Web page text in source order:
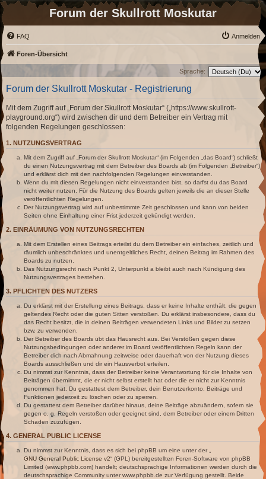
Forum der Skullrott Moskutar
FAQ Anmelden
Foren-Übersicht
Sprache:
Forum der Skullrott Moskutar - Registrierung
Mit dem Zugriff auf „Forum der Skullrott Moskutar“ („https://www.skullrott-
playground.org“) wird zwischen dir und dem Betreiber ein Vertrag mit
folgenden Regelungen geschlossen:
1. NUTZUNGSVERTRAG
Mit dem Zugriff auf „Forum der Skullrott Moskutar“ (im Folgenden „das Board“) schließt
du einen Nutzungsvertrag mit dem Betreiber des Boards ab (im Folgenden „Betreiber“)
und erklärst dich mit den nachfolgenden Regelungen einverstanden.
Wenn du mit diesen Regelungen nicht einverstanden bist, so darfst du das Board
nicht weiter nutzen. Für die Nutzung des Boards gelten jeweils die an dieser Stelle
veröffentlichten Regelungen.
Der Nutzungsvertrag wird auf unbestimmte Zeit geschlossen und kann von beiden
Seiten ohne Einhaltung einer Frist jederzeit gekündigt werden.
2. EINRÄUMUNG VON NUTZUNGSRECHTEN
Mit dem Erstellen eines Beitrags erteilst du dem Betreiber ein einfaches, zeitlich und
räumlich unbeschränktes und unentgeltliches Recht, deinen Beitrag im Rahmen des
Boards zu nutzen.
Das Nutzungsrecht nach Punkt 2, Unterpunkt a bleibt auch nach Kündigung des
Nutzungsvertrages bestehen.
3. PFLICHTEN DES NUTZERS
Du erklärst mit der Erstellung eines Beitrags, dass er keine Inhalte enthält, die gegen
geltendes Recht oder die guten Sitten verstoßen. Du erklärst insbesondere, dass du
das Recht besitzt, die in deinen Beiträgen verwendeten Links und Bilder zu setzen
bzw. zu verwenden.
Der Betreiber des Boards übt das Hausrecht aus. Bei Verstößen gegen diese
Nutzungsbedingungen oder anderer im Board veröffentlichten Regeln kann der
Betreiber dich nach Abmahnung zeitweise oder dauerhaft von der Nutzung dieses
Boards ausschließen und dir ein Hausverbot erteilen.
Du nimmst zur Kenntnis, dass der Betreiber keine Verantwortung für die Inhalte von
Beiträgen übernimmt, die er nicht selbst erstellt hat oder die er nicht zur Kenntnis
genommen hat. Du gestattest dem Betreiber, dein Benutzerkonto, Beiträge und
Funktionen jederzeit zu löschen oder zu sperren.
Du gestattest dem Betreiber darüber hinaus, deine Beiträge abzuändern, sofern sie
gegen o. g. Regeln verstoßen oder geeignet sind, dem Betreiber oder einem Dritten
Schaden zuzufügen.
4. GENERAL PUBLIC LICENSE
Du nimmst zur Kenntnis, dass es sich bei phpBB um eine unter der „
GNU General Public License v2“ (GPL) bereitgestellten Foren-Software von phpBB
Limited (www.phpbb.com) handelt; deutschsprachige Informationen werden durch die
deutschsprachige Community unter www.phpbb.de zur Verfügung gestellt. Beide